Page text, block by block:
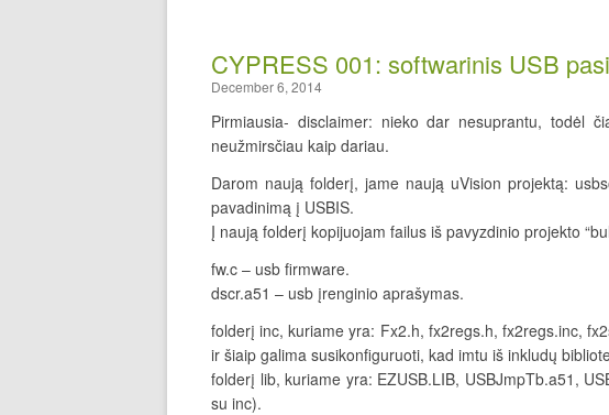
CYPRESS 001: softwarinis USB
December 6, 2014
Pirmiausia- disclaimer: nieko dar nesuprantu, todėl
neužmirsčiau kaip dariau.
Darom naują folderį, jame naują uVision projektą:
pavadinimą į USBIS.
Į naują folderį kopijuojam failus iš pavyzdinio projekto
fw.c – usb firmware.
dscr.a51 – usb įrenginio aprašymas.
folderį inc, kuriame yra: Fx2.h, fx2regs.h, fx2regs.inc,
ir šiaip galima susikonfiguruoti, kad imtu iš inkludų
folderį lib, kuriame yra: EZUSB.LIB, USBJmpTb.a51,
su inc).